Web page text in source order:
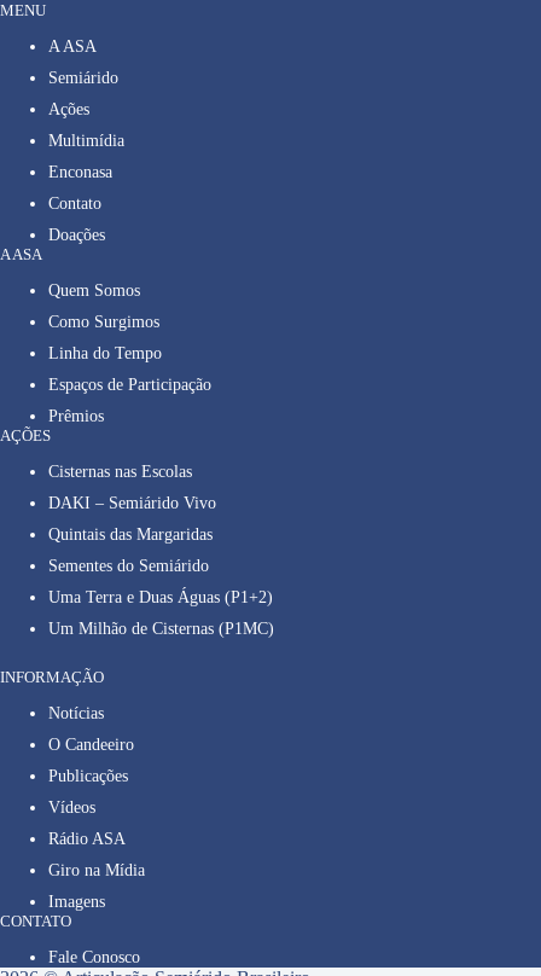
MENU
A ASA
Semiárido
Ações
Multimídia
Enconasa
Contato
Doações
A ASA
Quem Somos
Como Surgimos
Linha do Tempo
Espaços de Participação
Prêmios
AÇÕES
Cisternas nas Escolas
DAKI – Semiárido Vivo
Quintais das Margaridas
Sementes do Semiárido
Uma Terra e Duas Águas (P1+2)
Um Milhão de Cisternas (P1MC)
INFORMAÇÃO
Notícias
O Candeeiro
Publicações
Vídeos
Rádio ASA
Giro na Mídia
Imagens
CONTATO
Fale Conosco